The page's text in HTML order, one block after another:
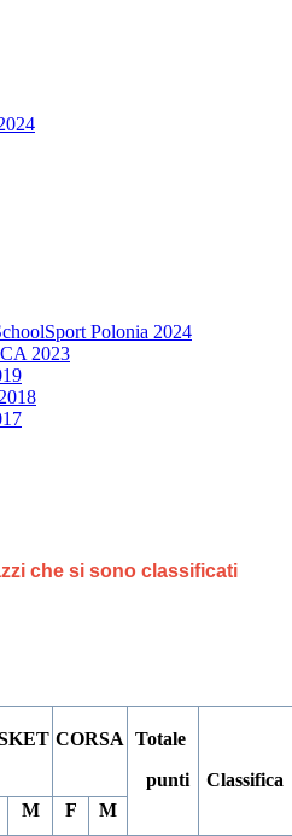
Polonia 2024
2023
che si sono classificati
CORSA Totale
punti
Classifica
M F
M